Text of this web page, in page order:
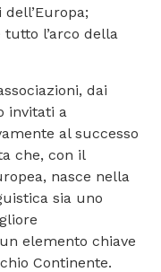
l’arco della
dai
invitati a
al successo
che, con il
nasce nella
sia uno
elemento chiave
Continente.